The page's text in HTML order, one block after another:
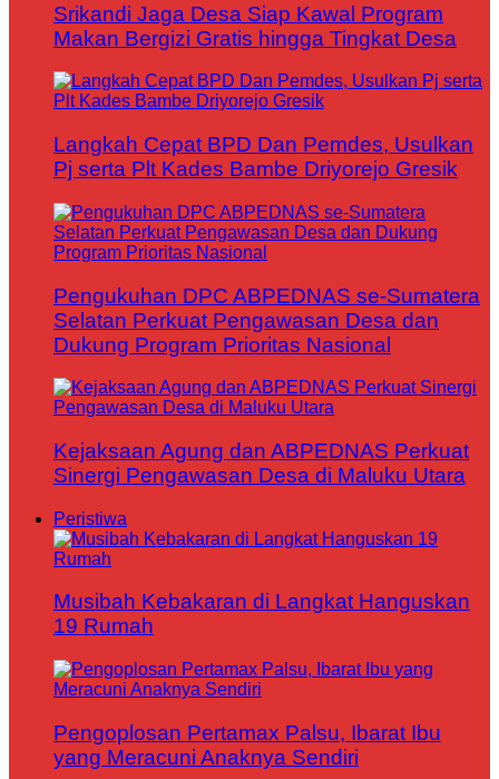
Srikandi Jaga Desa Siap Kawal Program
Makan Bergizi Gratis hingga Tingkat Desa
Langkah Cepat BPD Dan Pemdes, Usulkan
Pj serta Plt Kades Bambe Driyorejo Gresik
Pengukuhan DPC ABPEDNAS se-Sumatera
Selatan Perkuat Pengawasan Desa dan
Dukung Program Prioritas Nasional
Kejaksaan Agung dan ABPEDNAS Perkuat
Sinergi Pengawasan Desa di Maluku Utara
Peristiwa
Musibah Kebakaran di Langkat Hanguskan
19 Rumah
Pengoplosan Pertamax Palsu, Ibarat Ibu
yang Meracuni Anaknya Sendiri